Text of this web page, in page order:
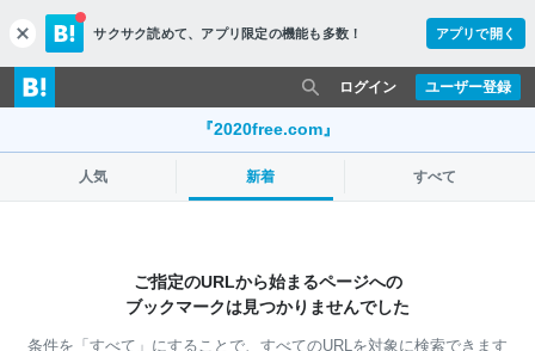
c
l
o
s
サクサク読めて、 アプリ限定の機能も多数！ アプリで開く
ユーザー登録
ログイン
『2020free.com』
人気 新着 すべて
ご指定のURLから始まるページへの
ブックマークは見つかりませんでした
条件を「すべて」にすることで、 すべてのURLを対象に検索できます